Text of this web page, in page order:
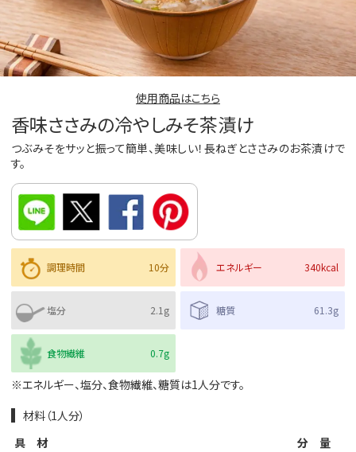
使用商品はこちら
香味ささみの冷やしみそ茶漬け
つぶみそをサッと振って簡単、美味しい！長ねぎとささみのお茶漬けで
す。
調理時間 10分 エネルギー 340kcal
塩分 2.1g 糖質 61.3g
食物繊維 0.7g
※エネルギー、塩分、食物繊維、糖質は1人分です。
材料（1人分）
具材
分量